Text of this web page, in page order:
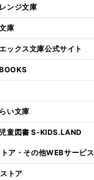
ンジ文庫
庫
ックス文庫公式サイト
い文庫
童図書 S-KIDS.LAND
ア・ その他WEBサービス
トア